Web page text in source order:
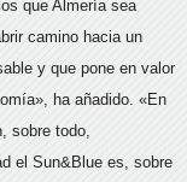
que Almería sea
camino hacia un
y que pone en valor
ha añadido. «En
sobre todo,
el Sun&Blue es, sobre